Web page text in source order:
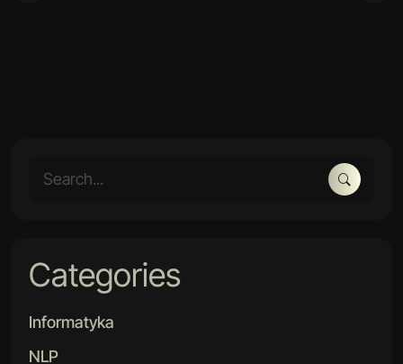
Categories
Informatyka
NLP